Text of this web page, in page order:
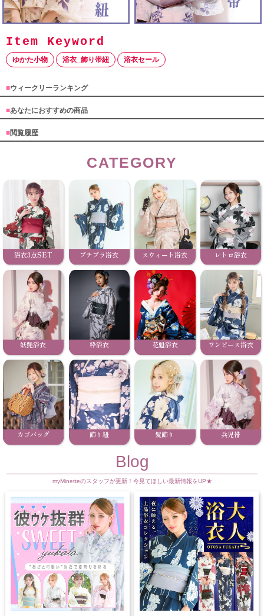
ゆかた小物 浴衣_飾り帯紐 浴衣セール
■ウィークリーランキング
■あなたにおすすめの商品
■閲覧履歴
CATEGORY
浴衣3点SET プチプラ浴衣 スウィート浴衣 レトロ浴衣
妖艶浴衣 粋浴衣 花魁浴衣 ワンピース浴衣
カゴバッグ 飾り紐 髪飾り 兵児帯
Blog
myMinetteのスタッフが更新！今見てほしい最新情報をUP★